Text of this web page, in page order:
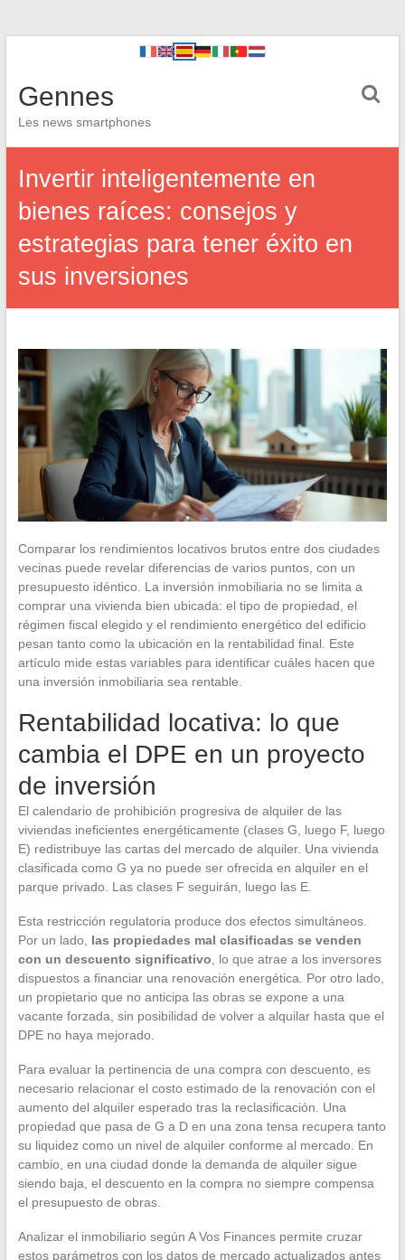
Gennes
Les news smartphones
Invertir inteligentemente en
bienes raíces: consejos y
estrategias para tener éxito en
sus inversiones
Comparar los rendimientos locativos brutos entre dos ciudades
vecinas puede revelar diferencias de varios puntos, con un
presupuesto idéntico. La inversión inmobiliaria no se limita a
comprar una vivienda bien ubicada: el tipo de propiedad, el
régimen fiscal elegido y el rendimiento energético del edificio
pesan tanto como la ubicación en la rentabilidad final. Este
artículo mide estas variables para identificar cuáles hacen que
una inversión inmobiliaria sea rentable.
Rentabilidad locativa: lo que
cambia el DPE en un proyecto
de inversión
El calendario de prohibición progresiva de alquiler de las
viviendas ineficientes energéticamente (clases G, luego F, luego
E) redistribuye las cartas del mercado de alquiler. Una vivienda
clasificada como G ya no puede ser ofrecida en alquiler en el
parque privado. Las clases F seguirán, luego las E.
Esta restricción regulatoria produce dos efectos simultáneos.
Por un lado, las propiedades mal clasificadas se venden
con un descuento significativo , lo que atrae a los inversores
dispuestos a financiar una renovación energética. Por otro lado,
un propietario que no anticipa las obras se expone a una
vacante forzada, sin posibilidad de volver a alquilar hasta que el
DPE no haya mejorado.
Para evaluar la pertinencia de una compra con descuento, es
necesario relacionar el costo estimado de la renovación con el
aumento del alquiler esperado tras la reclasificación. Una
propiedad que pasa de G a D en una zona tensa recupera tanto
su liquidez como un nivel de alquiler conforme al mercado. En
cambio, en una ciudad donde la demanda de alquiler sigue
siendo baja, el descuento en la compra no siempre compensa
el presupuesto de obras.
Analizar el inmobiliario según A Vos Finances permite cruzar
estos parámetros con los datos de mercado actualizados antes